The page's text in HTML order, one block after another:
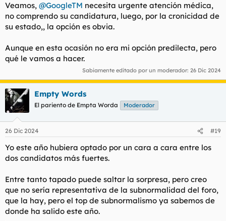
Veamos, @GoogleTM necesita urgente atención médica,
no comprendo su candidatura, luego, por la cronicidad de
su estado,, la opción es obvia.
Aunque en esta ocasión no era mi opción predilecta, pero
qué le vamos a hacer.
Sabiamente editado por un moderador: 26 Dic 2024
Empty Words
El pariento de Empta Worda Moderador
26 Dic 2024 #19
Yo este año hubiera optado por un cara a cara entre los
dos candidatos más fuertes.
Entre tanto tapado puede saltar la sorpresa, pero creo
que no sería representativa de la subnormalidad del foro,
que la hay, pero el top de subnormalismo ya sabemos de
donde ha salido este año.